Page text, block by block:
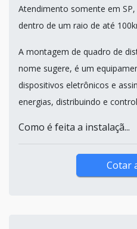
Atendimento somente em SP,
dentro de um raio de até
A montagem de quadro de
nome sugere, é um
dispositivos eletrônicos e
energias, distribuindo e
Como é feita a instalaçã...
Cotar